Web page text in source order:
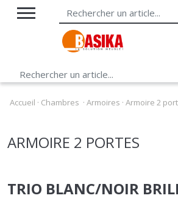
Accueil · Chambres · Armoires · Armoire 2
ARMOIRE 2 PORTES
TRIO BLANC/NOIR